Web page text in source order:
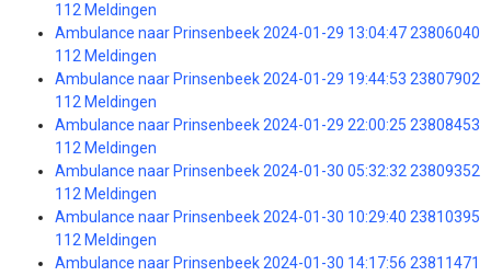
112 Meldingen
Ambulance naar Prinsenbeek 2024-01-29 13:04:47 23806040
112 Meldingen
Ambulance naar Prinsenbeek 2024-01-29 19:44:53 23807902
112 Meldingen
Ambulance naar Prinsenbeek 2024-01-29 22:00:25 23808453
112 Meldingen
Ambulance naar Prinsenbeek 2024-01-30 05:32:32 23809352
112 Meldingen
Ambulance naar Prinsenbeek 2024-01-30 10:29:40 23810395
112 Meldingen
Ambulance naar Prinsenbeek 2024-01-30 14:17:56 23811471